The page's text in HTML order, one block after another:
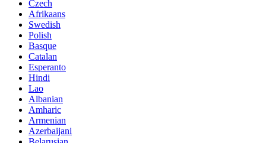
Czech
Afrikaans
Swedish
Polish
Basque
Catalan
Esperanto
Hindi
Lao
Albanian
Amharic
Armenian
Azerbaijani